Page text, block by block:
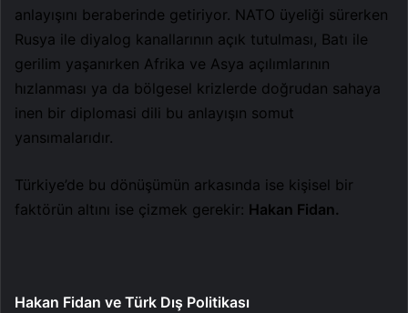
anlayışını beraberinde getiriyor. NATO üyeliği sürerken
Rusya ile diyalog kanallarının açık tutulması, Batı ile
gerilim yaşanırken Afrika ve Asya açılımlarının
hızlanması ya da bölgesel krizlerde doğrudan sahaya
inen bir diplomasi dili bu anlayışın somut
yansımalarıdır.
Türkiye’de bu dönüşümün arkasında ise kişisel bir
faktörün altını ise çizmek gerekir: Hakan Fidan.
Hakan Fidan ve Türk Dış Politikası